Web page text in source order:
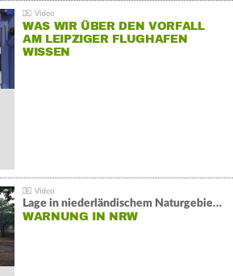
WAS WIR ÜBER DEN VORFALL
AM LEIPZIGER FLUGHAFEN
WISSEN
Lage in niederländischem Naturgebiet stabil
WARNUNG IN NRW